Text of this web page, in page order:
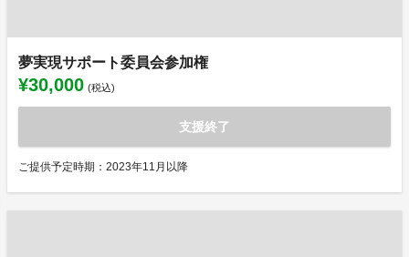
夢実現サポート委員会参加権
¥30,000 (税込)
支援終了
ご提供予定時期：2023年11月以降